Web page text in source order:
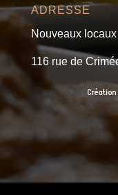
ADRESSE
Nouveaux locaux
116 rue de